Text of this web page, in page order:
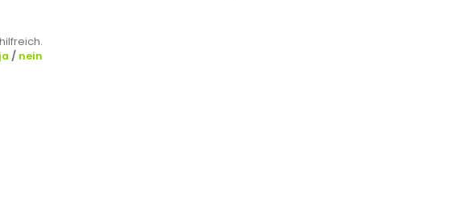
ja / nein